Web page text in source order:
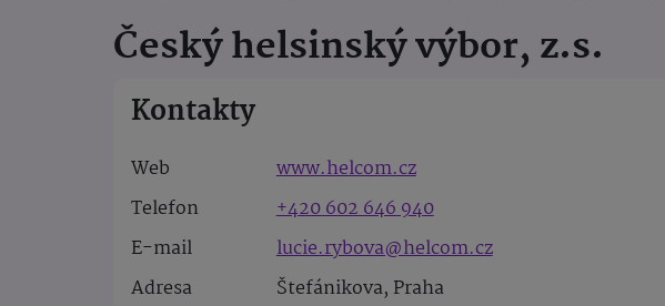
Český helsinský výbor, z.s.
Kontakty
Web
www.helcom.cz
Telefon
+420 602 646 940
E-mail
lucie.rybova@helcom.cz
Adresa
Štefánikova, Praha